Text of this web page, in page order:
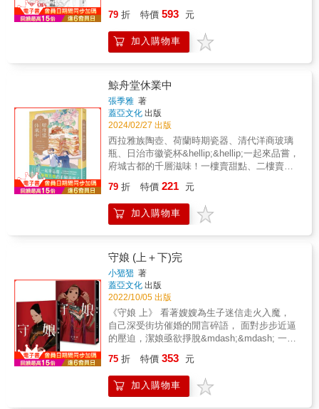
申包胥的忠義、西施的犧牲、藺相如與廉頗的
氣魄、信陵君的胸懷、秦始皇的冷血……一位
位東周英雄，各有其靈魂。鄭問以畫筆賦予他
筆下的另一個世界底稿中蘊藏的力量，首次公
開！【群雄推薦】麥人杰―漫畫家 曾正忠―漫
畫家常 勝―漫畫家阮光民―漫畫家韋蘺若明―
漫畫家難攻博士―中華科幻學會 會長、作家、
專業書評翁稷安―國立暨南國際大學歷史系副
教授、漫畫研究者「草圖」是創作者在構思畫
面前最直接、最不受拘束的速寫延伸。眼睛透
過無拘無束的手筆，在稿紙上自由的揮灑，呈
現出每一格鏡頭的前導布局。並專注於故事的
節」。無拘無束的，以最快的速度記錄腦中閃
過的炫光，是原汁原味的第一盞火花。「大
辣」很有創意的將鄭問學長的《東周英雄傳》
作品之手稿與正圖並列對照，提供讀者從其他
視角來一窺鄭問另一個教科書級的視覺饗宴和
原創的靈魂――曾正忠（漫畫家）扎實的創作
軌跡，彷彿能聽到筆尖摩挲的聲音。搭配精彩
的故事導讀，一翻開就能瞬間融入畫面，直視
鄭問大師最純粹的筆尖靈魂。―韋蘺若明（漫
畫家）俗話常講「內行看門道」，但我想只要
是人，無論內行外行達人麻瓜，一定對隱藏在
那些封神之作背後的鍊金秘術，都有難以抑止
的好奇渴望。多少年來，人們讚嘆鄭問老師天
上謫仙的妙筆神繪；如今，這本《東周英雄－
靈魂底稿》將替你掀開神秘簾帷、一窺鑄劍堂
79 折 特價 593 元
加入購物車
鯨舟堂休業中
張季雅 著
蓋亞文化 出版
2024/02/27 出版
西拉雅族陶壺、荷蘭時期瓷器、清代洋商玻璃
瓶、日治市徽瓷杯&hellip;&hellip;一起來品嘗，
府城古都的千層滋味！一樓賣甜點、二樓賣老
&mdash;&mdash;無限期休業中。蜿蜒小巷裡
陽光灑落，鄰居互相招呼，大樹依傍小廟，貓
在花叢下打盹&hellip;&hellip;愛上這裡的悠閒與
一樓賣甜點、二樓賣老物的「鯨舟堂」，但店
才剛開幕，臺南人李鯤宇便因老物收藏的工作
而長期出國，個性纖細且善感的甜點師周凱文
獨撐了大樑一年多，卻因一則網路負評，自此
──無限期休業。終於歸國的李鯤宇對此事似乎
不怎麼在意，只是拉著周凱文穿梭臺南大街小
巷，到處吃喝玩樂⋯⋯臺南市文化資產管理處
專業監修，日本國際漫畫大賞、金漫獎漫畫家
張季雅，結合甜點與老物、生活與歷史，清新
79 折 特價 221 元
加入購物車
守娘 (上＋下)完
小峱峱 著
蓋亞文化 出版
2022/10/05 出版
《守娘 上》 看著嫂嫂為生子迷信走火入魔，
自己深受街坊催婚的閒言碎語， 面對步步近逼
的壓迫，潔娘亟欲掙脫&mdash;&mdash; 一具
高雅的神祕女子，讓踩著自在大腳的潔娘看到
了希望。 然而夢魘輾轉，不斷浮現的小小手
印、一樁樁女性失蹤、拐賣或冤死的案件
75 折 特價 353 元
加入購物車